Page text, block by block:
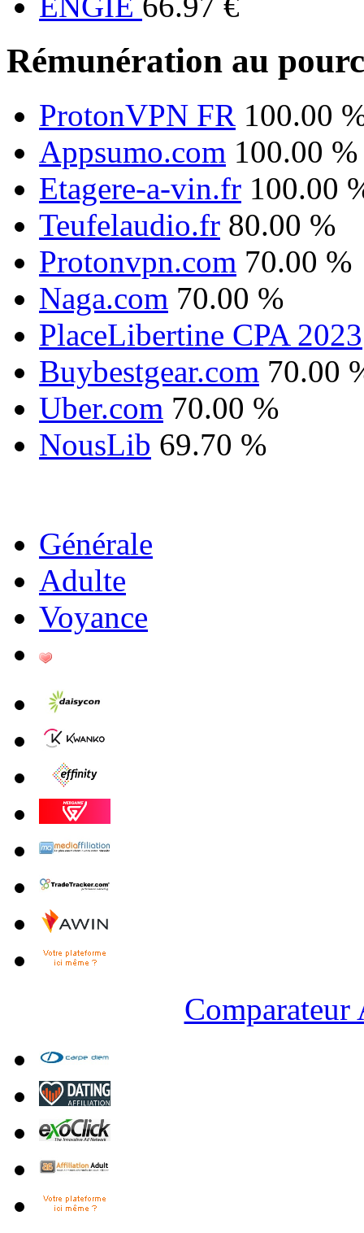
Rémunération au
ProtonVPN FR 100.00
Appsumo.com 100.00 %
Etagere-a-vin.fr 100.00
Teufelaudio.fr 80.00 %
Protonvpn.com 70.00 %
Naga.com 70.00 %
PlaceLibertine CPA 2023
Buybestgear.com 70.00
Uber.com 70.00 %
NousLib 69.70 %
Générale
Adulte
Voyance